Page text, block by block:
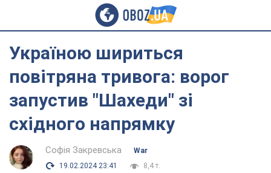
Україною шириться
повітряна тривога: ворог
запустив "Шахеди" зі
східного напрямку
Софія Закревська
War
19.02.2024 23:41
8,4 т.